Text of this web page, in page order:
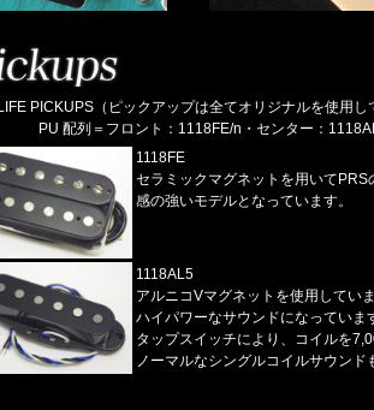
PICKUPS（ピックアップは全てオリジナルを使用し
列＝フロント：1118FE/n・センター：
1118FE
セラミックマグネットを用いて
感の強いモデルとなっています。
1118AL5
アルニコVマグネットを使用してい
ハイパワーなサウンドになっていま
タップスイッチにより、コイルを
ノーマルなシングルコイルサウン